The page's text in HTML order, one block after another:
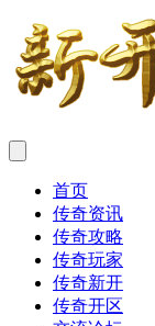
首页
传奇资讯
传奇攻略
传奇玩家
传奇新开
传奇开区